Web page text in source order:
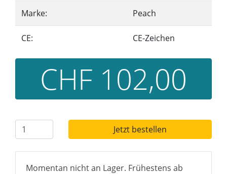
Marke: Peach
CE: CE-Zeichen
CHF 102,00
Jetzt bestellen
Momentan nicht an Lager. Frühestens ab